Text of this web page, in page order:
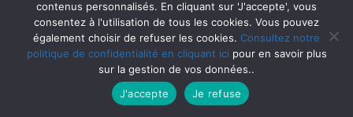
Peut-on porter plainte contre son fils
pour vol ?
Porter plainte après prescription des
faits
Convocation suite main courante : vos
contenus personnalisés. En cliquant sur 'J'accepte', vous
consentez à l'utilisation de tous les cookies. Vous pouvez
également choisir de refuser les cookies. Consultez notre
politique de confidentialité en cliquant ici pour en savoir plus
sur la gestion de vos données..
J'accepte
Je refuse